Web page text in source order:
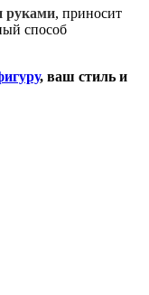
руками, приносит
способ
, ваш стиль и